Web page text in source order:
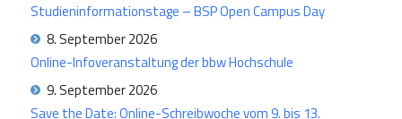
Studieninformationstage – BSP Open Campus Day
8. September 2026
Online-Infoveranstaltung der bbw Hochschule
9. September 2026
Save the Date: Online-Schreibwoche vom 9. bis 13.